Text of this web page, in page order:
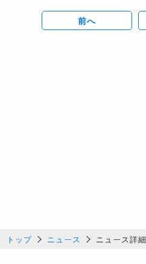
前へ
トップ ニュース ニュース詳細